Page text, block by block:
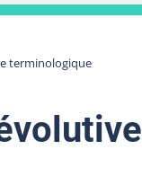
terminologique